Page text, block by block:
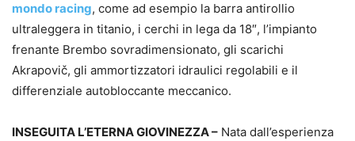
mondo racing, come ad esempio la barra antirollio
ultraleggera in titanio, i cerchi in lega da 18″, l’impianto
frenante Brembo sovradimensionato, gli scarichi
Akrapovič, gli ammortizzatori idraulici regolabili e il
differenziale autobloccante meccanico.
INSEGUITA L’ETERNA GIOVINEZZA – Nata dall’esperienza